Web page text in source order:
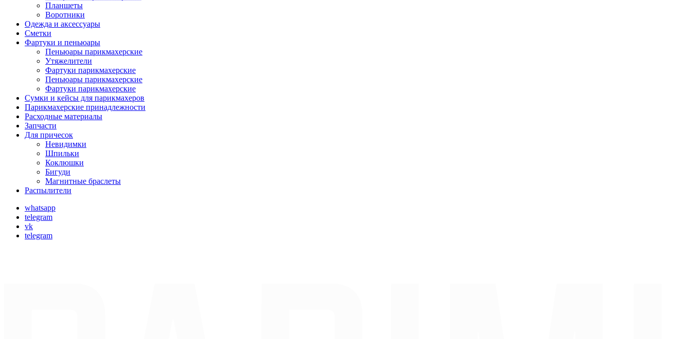
Планшеты
Воротники
Одежда и аксессуары
Сметки
Фартуки и пеньюары
Пеньюары парикмахерские
Утяжелители
Фартуки парикмахерские
Пеньюары парикмахерские
Фартуки парикмахерские
Сумки и кейсы для парикмахеров
Парикмахерские принадлежности
Расходные материалы
Запчасти
Для причесок
Невидимки
Шпильки
Коклюшки
Бигуди
Магнитные браслеты
Распылители
whatsapp
telegram
vk
telegram